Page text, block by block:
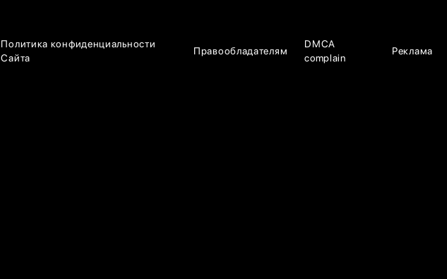
Политика конфиденциальности
Сайта
Правообладателям
DMCA
complain
Реклама